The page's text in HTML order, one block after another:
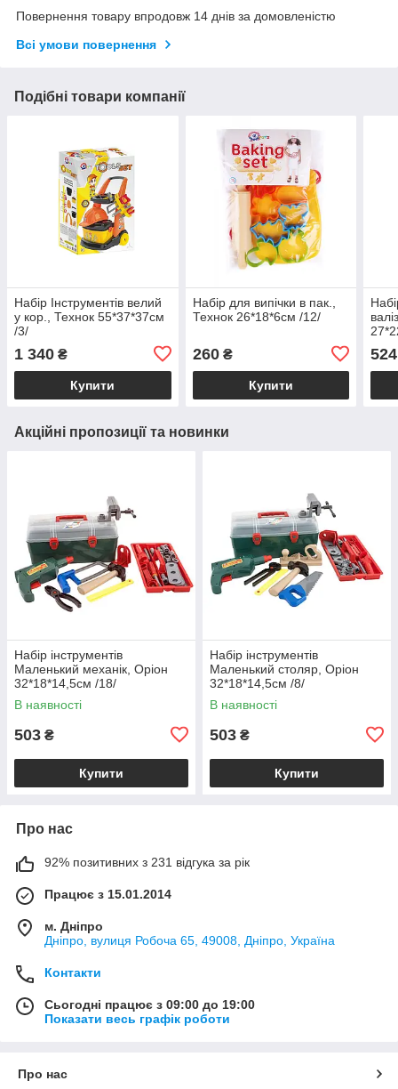
Повернення товару впродовж 14 днів за домовленістю
Всі умови повернення
Подібні товари компанії
Набір Інструментів велий
у кор., Технок 55*37*37см
/3/
1 340 ₴
Купити
Набір для випічки в пак.,
Технок 26*18*6см /12/
260₴
Купити
524
Акційні пропозиції та новинки
Набір інструментів
Маленький механік, Оріон
32*18*14,5см /18/
В наявності
503 ₴
Купити
Набір інструментів
Маленький столяр, Оріон
32*18*14,5см /8/
В наявності
503 ₴
Купити
Про нас
92% позитивних з 231 відгука за рік
Працює з 15.01.2014
м. Дніпро
Дніпро, вулиця Робоча 65, 49008, Дніпро, Україна
Контакти
Сьогодні працює з 09:00 до 19:00
Показати весь графік роботи
Про нас